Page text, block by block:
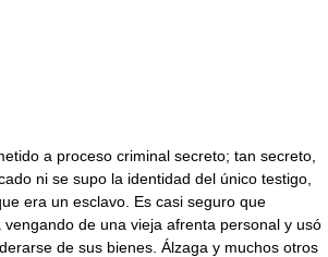
a proceso criminal secreto; tan secreto,
ni se supo la identidad del único testigo,
era un esclavo. Es casi seguro que
vengando de una vieja afrenta personal y usó
de sus bienes. Álzaga y muchos otros